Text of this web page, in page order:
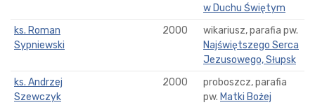
w Duchu Świętym
ks. Roman
Sypniewski
2000
wikariusz, parafia pw.
Najświętszego Serca
Jezusowego, Słupsk
ks. Andrzej
Szewczyk
2000
proboszcz, parafia
pw. Matki Bożej